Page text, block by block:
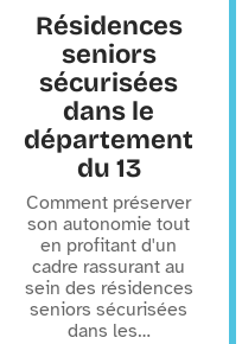
Résidences
seniors
sécurisées
dans le
département
du 13
Comment préserver
son autonomie tout
en profitant d'un
cadre rassurant au
sein des résidences
seniors sécurisées
dans les…